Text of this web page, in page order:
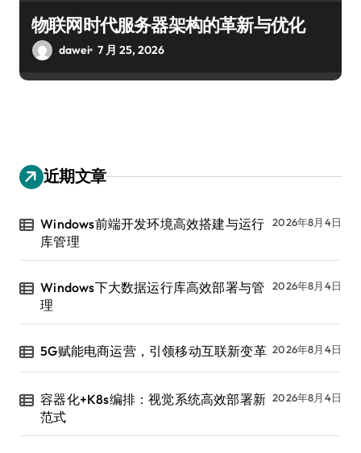
物联网时代服务器架构的革新与优化
dawei 7 月 25, 2026
近期文章
Windows前端开发环境高效搭建与运行
库管理
2026年8月4日
Windows下大数据运行库高效部署与管
理
2026年8月4日
5G赋能电商运营，引领移动互联新变革 2026年8月4日
容器化+K8s编排：视觉系统高效部署新
范式
2026年8月4日